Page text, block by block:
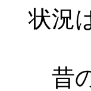
状況
昔